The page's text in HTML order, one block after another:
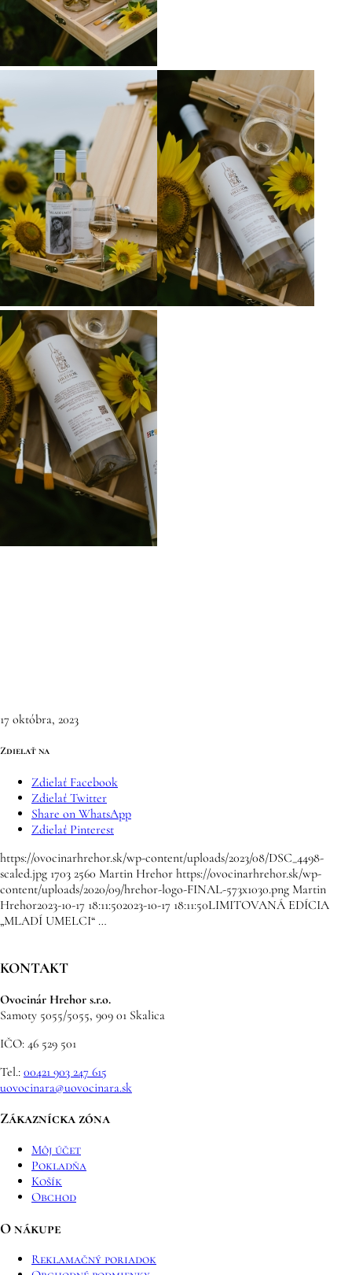
17 októbra, 2023
Zdielať na
Zdielať Facebook
Zdielať Twitter
Share on WhatsApp
Zdielať Pinterest
https://ovocinarhrehor.sk/wp-content/uploads/2023/08/DSC_4498-
scaled.jpg 1703 2560 Martin Hrehor https://ovocinarhrehor.sk/wp-
content/uploads/2020/09/hrehor-logo-FINAL-573x1030.png Martin
Hrehor2023-10-17 18:11:502023-10-17 18:11:50LIMITOVANÁ EDÍCIA
„MLADÍ UMELCI“ …
KONTAKT
Ovocinár Hrehor s.r.o.
Samoty 5055/5055, 909 01 Skalica
IČO: 46 529 501
Tel.: 00421 903 247 615
uovocinara@uovocinara.sk
Zákaznícka zóna
Môj účet
Pokladňa
Košík
Obchod
O nákupe
Reklamačný poriadok